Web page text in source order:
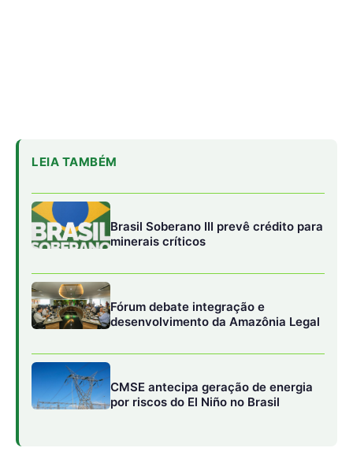
Alerta Precoce para Todos
lançada pelo secretário-geral no ano passado visa
proteger contra eventos climáticos com sistemas de
alerta precoce que até o final de 2027. Segundo o chefe
para que seja realidade, todos devem colaborar e
cooperar “de uma maneira que nunca foi feita antes”.